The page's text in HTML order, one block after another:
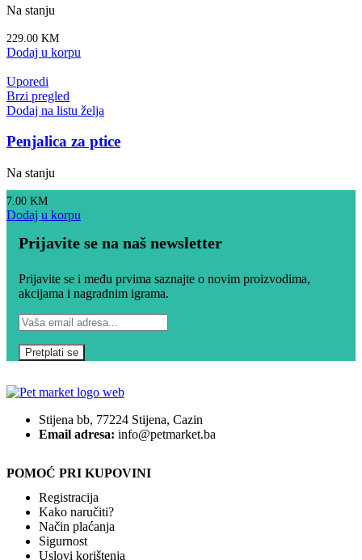
Na stanju
229.00 KM
Dodaj u korpu
Uporedi
Brzi pregled
Dodaj na listu želja
Penjalica za ptice
Na stanju
7.00 KM
Dodaj u korpu
Prijavite se na naš newsletter
Prijavite se i među prvima saznajte o novim proizvodima,
akcijama i nagradnim igrama.
Stijena bb, 77224 Stijena, Cazin
Email adresa: info@petmarket.ba
POMOĆ PRI KUPOVINI
Registracija
Kako naručiti?
Način plaćanja
Sigurnost
Uslovi korištenja